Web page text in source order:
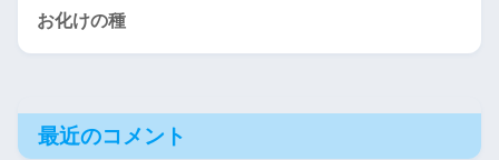
お化けの種
最近のコメント